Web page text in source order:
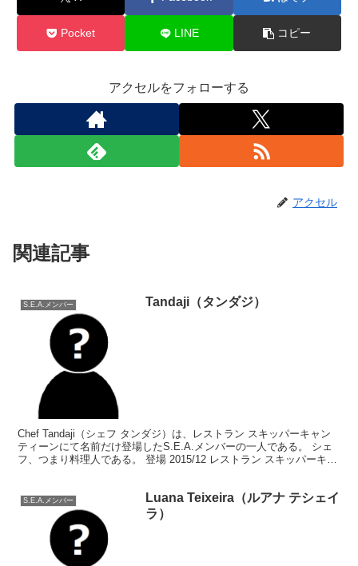
Pocket LINE コピー
アクセルをフォローする
アクセル
関連記事
S.E.A.メンバー Tandaji（タンダジ）
Chef Tandaji（シェフ タンダジ）は、レストラン スキッパーキャン
ティーンにて名前だけ登場したS.E.A.メンバーの一人である。 シェ
フ、つまり料理人である。 登場 2015/12 レストラン スキッパーキャ
S.E.A.メンバー
Luana Teixeira（ルアナ テシェイ
ラ）